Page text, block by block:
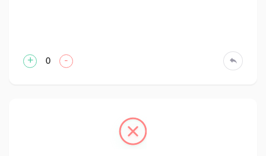
+ 0 -